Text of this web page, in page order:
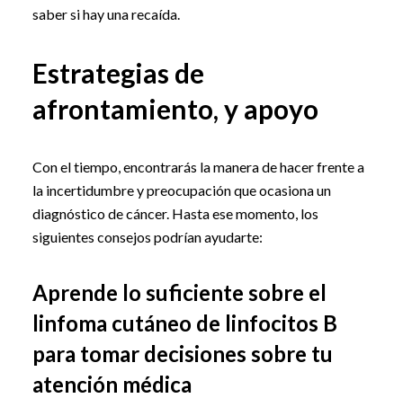
saber si hay una recaída.
Estrategias de
afrontamiento, y apoyo
Con el tiempo, encontrarás la manera de hacer frente a
la incertidumbre y preocupación que ocasiona un
diagnóstico de cáncer. Hasta ese momento, los
siguientes consejos podrían ayudarte:
Aprende lo suficiente sobre el
linfoma cutáneo de linfocitos B
para tomar decisiones sobre tu
atención médica